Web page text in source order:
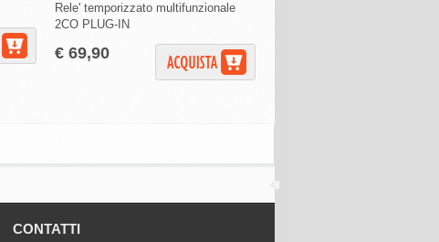
Rele' temporizzato multifunzionale
2CO PLUG-IN
€ 69,90
CONTATTI